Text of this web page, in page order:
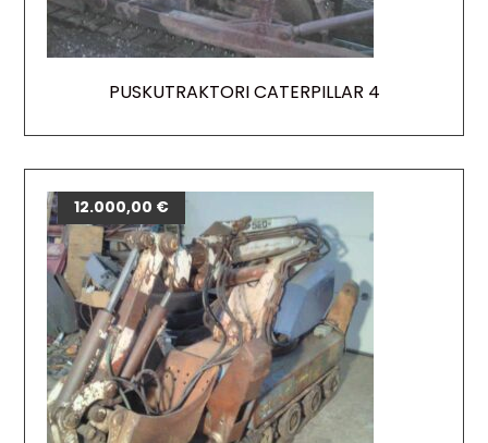
PUSKUTRAKTORI CATERPILLAR 4
12.000,00 €